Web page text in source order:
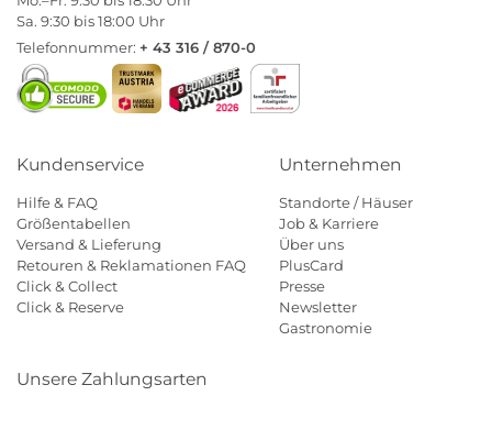
Sa. 9:30 bis 18:00 Uhr
Telefonnummer: + 43 316 / 870-0
Kundenservice
Hilfe & FAQ
Größentabellen
Versand & Lieferung
Retouren & Reklamationen FAQ
Click & Collect
Click & Reserve
Unternehmen
Standorte / Häuser
Job & Karriere
Über uns
PlusCard
Presse
Newsletter
Gastronomie
Unsere Zahlungsarten